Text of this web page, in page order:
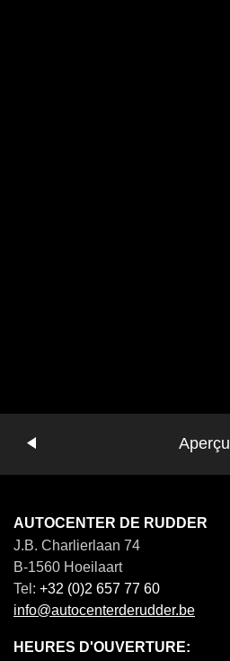
Aperçu
AUTOCENTER DE RUDDER
J.B. Charlierlaan 74
B-1560 Hoeilaart
Tel: +32 (0)2 657 77 60
info@autocenterderudder.be
HEURES D'OUVERTURE: